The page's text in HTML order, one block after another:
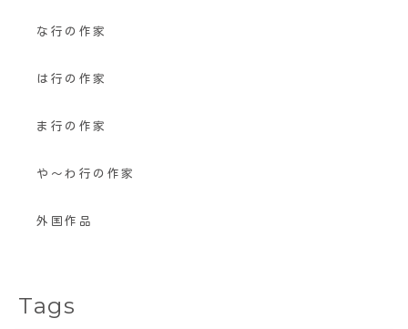
な行の作家
は行の作家
ま行の作家
や〜わ行の作家
外国作品
Tags